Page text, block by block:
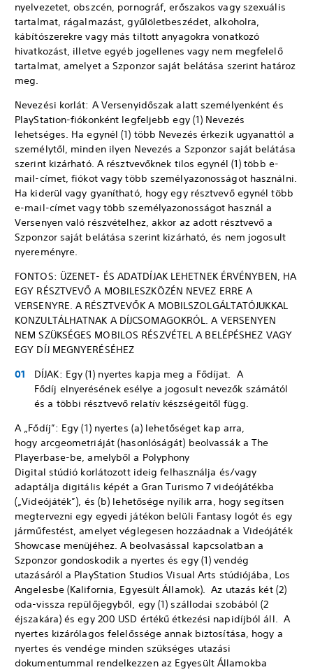
nyelvezetet, obszcén, pornográf, erőszakos vagy szexuális
tartalmat, rágalmazást, gyűlöletbeszédet, alkoholra,
kábítószerekre vagy más tiltott anyagokra vonatkozó
hivatkozást, illetve egyéb jogellenes vagy nem megfelelő
tartalmat, amelyet a Szponzor saját belátása szerint határoz
meg.
Nevezési korlát: A Versenyidőszak alatt személyenként és
PlayStation-fiókonként legfeljebb egy (1) Nevezés
lehetséges. Ha egynél (1) több Nevezés érkezik ugyanattól a
személytől, minden ilyen Nevezés a Szponzor saját belátása
szerint kizárható. A résztvevőknek tilos egynél (1) több e-
mail-címet, fiókot vagy több személyazonosságot használni.
Ha kiderül vagy gyanítható, hogy egy résztvevő egynél több
e-mail-címet vagy több személyazonosságot használ a
Versenyen való részvételhez, akkor az adott résztvevő a
Szponzor saját belátása szerint kizárható, és nem jogosult
nyereményre.
FONTOS: ÜZENET- ÉS ADATDÍJAK LEHETNEK ÉRVÉNYBEN, HA
EGY RÉSZTVEVŐ A MOBILESZKÖZÉN NEVEZ ERRE A
VERSENYRE. A RÉSZTVEVŐK A MOBILSZOLGÁLTATÓJUKKAL
KONZULTÁLHATNAK A DÍJCSOMAGOKRÓL. A VERSENYEN
NEM SZÜKSÉGES MOBILOS RÉSZVÉTEL A BELÉPÉSHEZ VAGY
EGY DÍJ MEGNYERÉSÉHEZ
DÍJAK: Egy (1) nyertes kapja meg a Fődíjat. A
Fődíj elnyerésének esélye a jogosult nevezők számától
és a többi résztvevő relatív készségeitől függ.
A „Fődíj”: Egy (1) nyertes (a) lehetőséget kap arra,
hogy arcgeometriáját (hasonlóságát) beolvassák a The
Playerbase-be, amelyből a Polyphony
Digital stúdió korlátozott ideig felhasználja és/vagy
adaptálja digitális képét a Gran Turismo 7 videójátékba
(„Videójáték”), és (b) lehetősége nyílik arra, hogy segítsen
megtervezni egy egyedi játékon belüli Fantasy logót és egy
járműfestést, amelyet véglegesen hozzáadnak a Videójáték
Showcase menüjéhez. A beolvasással kapcsolatban a
Szponzor gondoskodik a nyertes és egy (1) vendég
utazásáról a PlayStation Studios Visual Arts stúdiójába, Los
Angelesbe (Kalifornia, Egyesült Államok). Az utazás két (2)
oda-vissza repülőjegyből, egy (1) szállodai szobából (2
éjszakára) és egy 200 USD értékű étkezési napidíjból áll. A
nyertes kizárólagos felelőssége annak biztosítása, hogy a
nyertes és vendége minden szükséges utazási
dokumentummal rendelkezzen az Egyesült Államokba